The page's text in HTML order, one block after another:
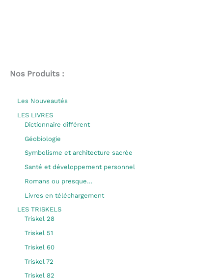
Nos Produits :
Les Nouveautés
LES LIVRES
Dictionnaire différent
Géobiologie
Symbolisme et architecture sacrée
Santé et développement personnel
Romans ou presque…
Livres en téléchargement
LES TRISKELS
Triskel 28
Triskel 51
Triskel 60
Triskel 72
Triskel 82